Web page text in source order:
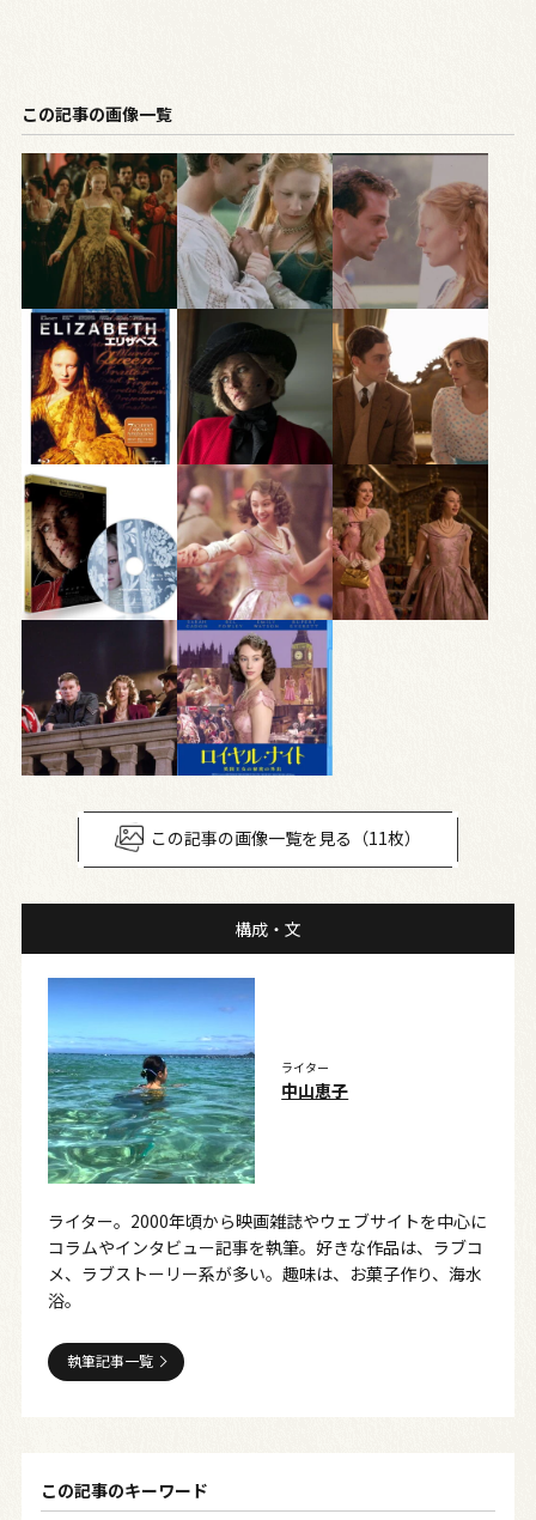
この記事の画像一覧
この記事の画像一覧を見る（11枚）
構成・文
ライター
中山恵子
ライター。2000年頃から映画雑誌やウェブサイトを中心に
コラムやインタビュー記事を執筆。好きな作品は、ラブコ
メ、ラブストーリー系が多い。趣味は、お菓子作り、海水
浴。
執筆記事一覧
この記事のキーワード